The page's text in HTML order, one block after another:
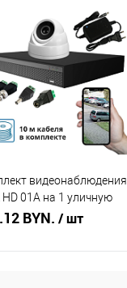
в 1 клик
Сравнение
В наличии
видеонаблюдения
HD 01A на 1 уличную
BYN. / шт